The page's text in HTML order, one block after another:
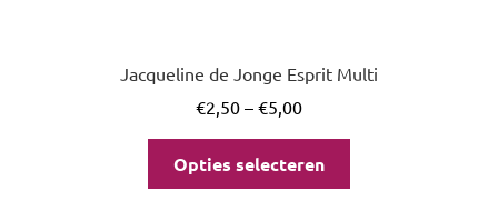
Jacqueline de Jonge Esprit Multi
€2,50 – €5,00
Opties selecteren